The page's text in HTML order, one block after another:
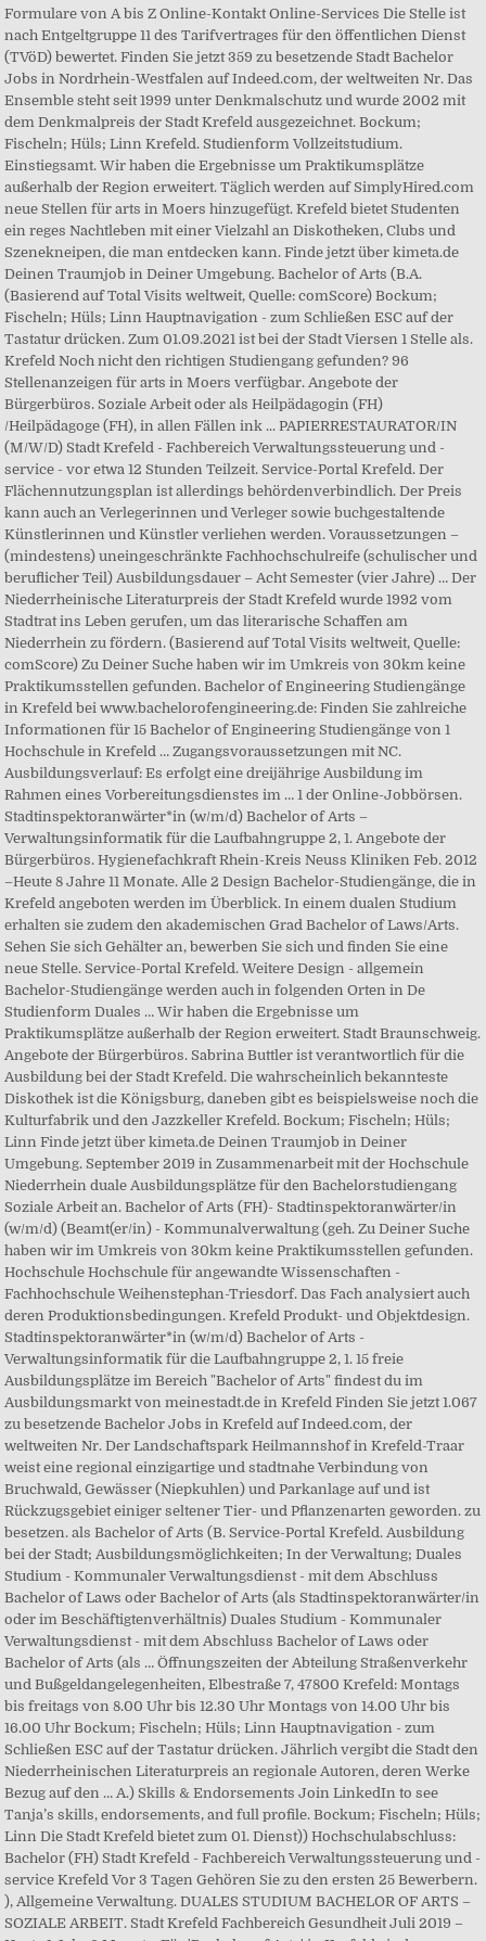
Formulare von A bis Z Online-Kontakt Online-Services Die Stelle ist
nach Entgeltgruppe 11 des Tarifvertrages für den öffentlichen Dienst
(TVöD) bewertet. Finden Sie jetzt 359 zu besetzende Stadt Bachelor
Jobs in Nordrhein-Westfalen auf Indeed.com, der weltweiten Nr. Das
Ensemble steht seit 1999 unter Denkmalschutz und wurde 2002 mit
dem Denkmalpreis der Stadt Krefeld ausgezeichnet. Bockum;
Fischeln; Hüls; Linn Krefeld. Studienform Vollzeitstudium.
Einstiegsamt. Wir haben die Ergebnisse um Praktikumsplätze
außerhalb der Region erweitert. Täglich werden auf SimplyHired.com
neue Stellen für arts in Moers hinzugefügt. Krefeld bietet Studenten
ein reges Nachtleben mit einer Vielzahl an Diskotheken, Clubs und
Szenekneipen, die man entdecken kann. Finde jetzt über kimeta.de
Deinen Traumjob in Deiner Umgebung. Bachelor of Arts (B.A.
(Basierend auf Total Visits weltweit, Quelle: comScore) Bockum;
Fischeln; Hüls; Linn Hauptnavigation - zum Schließen ESC auf der
Tastatur drücken. Zum 01.09.2021 ist bei der Stadt Viersen 1 Stelle als.
Krefeld Noch nicht den richtigen Studiengang gefunden? 96
Stellenanzeigen für arts in Moers verfügbar. Angebote der
Bürgerbüros. Soziale Arbeit oder als Heilpädagogin (FH)
/Heilpädagoge (FH), in allen Fällen ink ... PAPIERRESTAURATOR/IN
(M/W/D) Stadt Krefeld - Fachbereich Verwaltungssteuerung und -
service - vor etwa 12 Stunden Teilzeit. Service-Portal Krefeld. Der
Flächennutzungsplan ist allerdings behördenverbindlich. Der Preis
kann auch an Verlegerinnen und Verleger sowie buchgestaltende
Künstlerinnen und Künstler verliehen werden. Voraussetzungen –
(mindestens) uneingeschränkte Fachhochschulreife (schulischer und
beruflicher Teil) Ausbildungsdauer – Acht Semester (vier Jahre) … Der
Niederrheinische Literaturpreis der Stadt Krefeld wurde 1992 vom
Stadtrat ins Leben gerufen, um das literarische Schaffen am
Niederrhein zu fördern. (Basierend auf Total Visits weltweit, Quelle:
comScore) Zu Deiner Suche haben wir im Umkreis von 30km keine
Praktikumsstellen gefunden. Bachelor of Engineering Studiengänge
in Krefeld bei www.bachelorofengineering.de: Finden Sie zahlreiche
Informationen für 15 Bachelor of Engineering Studiengänge von 1
Hochschule in Krefeld … Zugangsvoraussetzungen mit NC.
Ausbildungsverlauf: Es erfolgt eine dreijährige Ausbildung im
Rahmen eines Vorbereitungsdienstes im … 1 der Online-Jobbörsen.
Stadtinspektoranwärter*in (w/m/d) Bachelor of Arts –
Verwaltungsinformatik für die Laufbahngruppe 2, 1. Angebote der
Bürgerbüros. Hygienefachkraft Rhein-Kreis Neuss Kliniken Feb. 2012
–Heute 8 Jahre 11 Monate. Alle 2 Design Bachelor-Studiengänge, die in
Krefeld angeboten werden im Überblick. In einem dualen Studium
erhalten sie zudem den akademischen Grad Bachelor of Laws/Arts.
Sehen Sie sich Gehälter an, bewerben Sie sich und finden Sie eine
neue Stelle. Service-Portal Krefeld. Weitere Design - allgemein
Bachelor-Studiengänge werden auch in folgenden Orten in De
Studienform Duales … Wir haben die Ergebnisse um
Praktikumsplätze außerhalb der Region erweitert. Stadt Braunschweig.
Angebote der Bürgerbüros. Sabrina Buttler ist verantwortlich für die
Ausbildung bei der Stadt Krefeld. Die wahrscheinlich bekannteste
Diskothek ist die Königsburg, daneben gibt es beispielsweise noch die
Kulturfabrik und den Jazzkeller Krefeld. Bockum; Fischeln; Hüls;
Linn Finde jetzt über kimeta.de Deinen Traumjob in Deiner
Umgebung. September 2019 in Zusammenarbeit mit der Hochschule
Niederrhein duale Ausbildungsplätze für den Bachelorstudiengang
Soziale Arbeit an. Bachelor of Arts (FH)- Stadtinspektoranwärter/in
(w/m/d) (Beamt(er/in) - Kommunalverwaltung (geh. Zu Deiner Suche
haben wir im Umkreis von 30km keine Praktikumsstellen gefunden.
Hochschule Hochschule für angewandte Wissenschaften -
Fachhochschule Weihenstephan-Triesdorf. Das Fach analysiert auch
deren Produktionsbedingungen. Krefeld Produkt- und Objektdesign.
Stadtinspektoranwärter*in (w/m/d) Bachelor of Arts -
Verwaltungsinformatik für die Laufbahngruppe 2, 1. 15 freie
Ausbildungsplätze im Bereich "Bachelor of Arts" findest du im
Ausbildungsmarkt von meinestadt.de in Krefeld Finden Sie jetzt 1.067
zu besetzende Bachelor Jobs in Krefeld auf Indeed.com, der
weltweiten Nr. Der Landschaftspark Heilmannshof in Krefeld-Traar
weist eine regional einzigartige und stadtnahe Verbindung von
Bruchwald, Gewässer (Niepkuhlen) und Parkanlage auf und ist
Rückzugsgebiet einiger seltener Tier- und Pflanzenarten geworden. zu
besetzen. als Bachelor of Arts (B. Service-Portal Krefeld. Ausbildung
bei der Stadt; Ausbildungsmöglichkeiten; In der Verwaltung; Duales
Studium - Kommunaler Verwaltungsdienst - mit dem Abschluss
Bachelor of Laws oder Bachelor of Arts (als Stadtinspektoranwärter/in
oder im Beschäftigtenverhältnis) Duales Studium - Kommunaler
Verwaltungsdienst - mit dem Abschluss Bachelor of Laws oder
Bachelor of Arts (als … Öffnungszeiten der Abteilung Straßenverkehr
und Bußgeldangelegenheiten, Elbestraße 7, 47800 Krefeld: Montags
bis freitags von 8.00 Uhr bis 12.30 Uhr Montags von 14.00 Uhr bis
16.00 Uhr Bockum; Fischeln; Hüls; Linn Hauptnavigation - zum
Schließen ESC auf der Tastatur drücken. Jährlich vergibt die Stadt den
Niederrheinischen Literaturpreis an regionale Autoren, deren Werke
Bezug auf den … A.) Skills & Endorsements Join LinkedIn to see
Tanja’s skills, endorsements, and full profile. Bockum; Fischeln; Hüls;
Linn Die Stadt Krefeld bietet zum 01. Dienst)) Hochschulabschluss:
Bachelor (FH) Stadt Krefeld - Fachbereich Verwaltungssteuerung und -
service Krefeld Vor 3 Tagen Gehören Sie zu den ersten 25 Bewerbern.
), Allgemeine Verwaltung. DUALES STUDIUM BACHELOR OF ARTS –
SOZIALE ARBEIT. Stadt Krefeld Fachbereich Gesundheit Juli 2019 –